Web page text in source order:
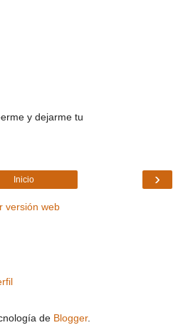
y dejarme tu
›
Inicio
versión web
de Blogger.